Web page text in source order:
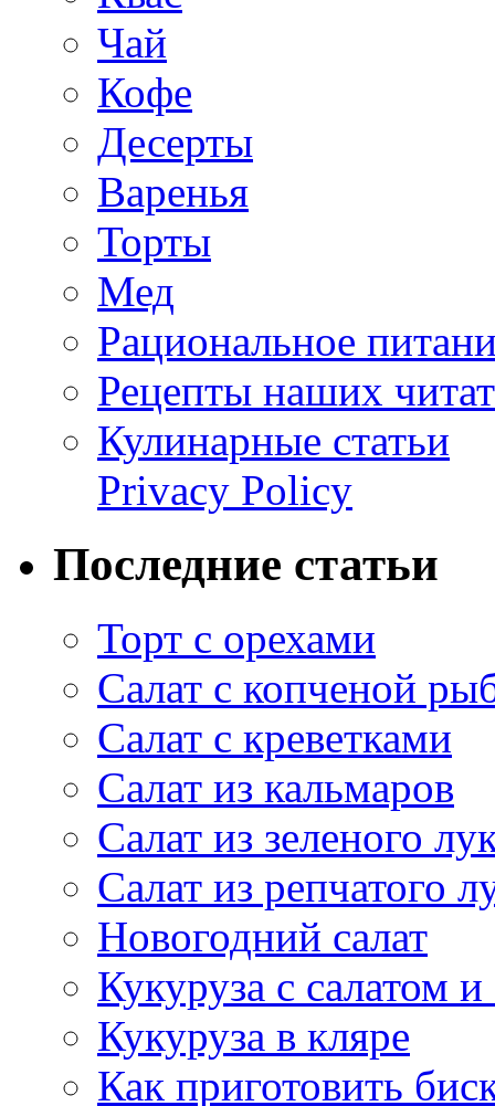
Чай
Кофе
Десерты
Варенья
Торты
Мед
Рациональное
Рецепты наших
Кулинарные статьи
Privacy Policy
Последние статьи
Торт с орехами
Салат с копченой
Салат с креветками
Салат из кальмаров
Салат из зеленого
Салат из репчатого
Новогодний салат
Кукуруза с салатом
Кукуруза в кляре
Как приготовить